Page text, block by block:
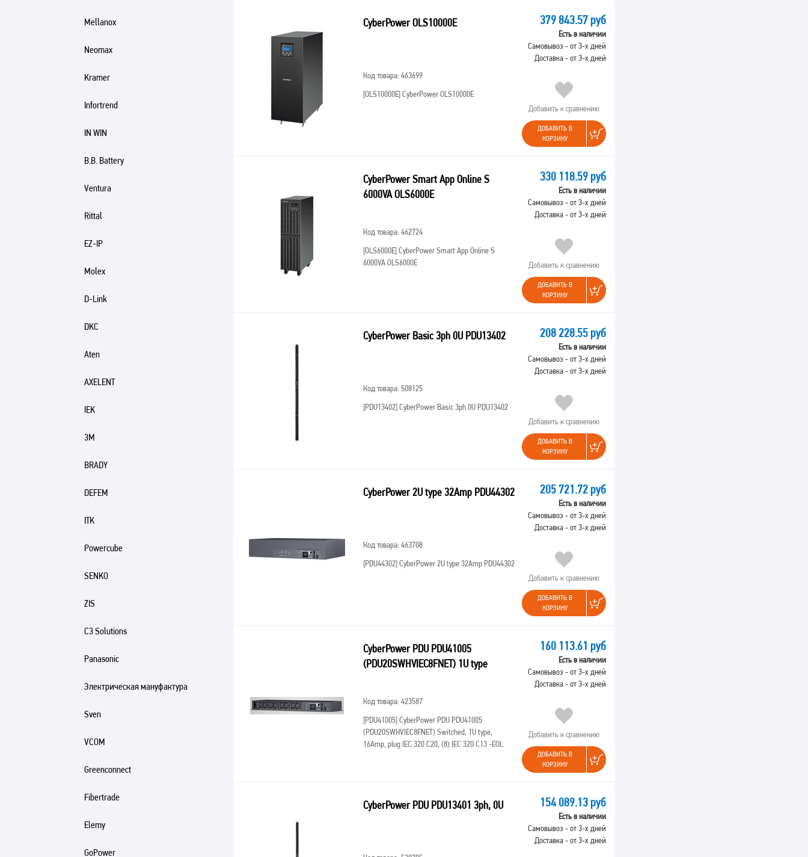
Mellanox
Neomax
Kramer
Infortrend
IN WIN
B.B. Battery
Ventura
Rittal
EZ-IP
Molex
D-Link
DKC
Aten
AXELENT
IEK
3M
BRADY
DEFEM
ITK
Powercube
SENKO
ZIS
C3 Solutions
Panasonic
Электрическая мануфактура
Sven
VCOM
Greenconnect
Fibertrade
Elemy
GoPower
CyberPower OLS10000E
Код товара: 463699
[OLS10000E]CyberPower OLS10000E
379 843.57 руб
Есть в наличии
Самовывоз - от 3-х дней
Доставка - от 3-х дней
Добавить к сравнению
ДОБАВИТЬ В
КОРЗИНУ
CyberPower Smart App Online S
6000VA OLS6000E
Код товара: 462724
[OLS6000E]CyberPower Smart App Online S
6000VA OLS6000E
330 118.59 руб
Есть в наличии
Самовывоз - от 3-х дней
Доставка - от 3-х дней
Добавить к сравнению
ДОБАВИТЬ В
КОРЗИНУ
CyberPower Basic 3ph 0U PDU13402
Код товара: 508125
[PDU13402]CyberPower Basic 3ph 0U PDU13402
208 228.55 руб
Есть в наличии
Самовывоз - от 3-х дней
Доставка - от 3-х дней
Добавить к сравнению
ДОБАВИТЬ В
КОРЗИНУ
CyberPower 2U type 32Amp PDU44302
Код товара: 463708
[PDU44302]CyberPower 2U type 32Amp PDU44302
205 721.72 руб
Есть в наличии
Самовывоз - от 3-х дней
Доставка - от 3-х дней
Добавить к сравнению
ДОБАВИТЬ В
КОРЗИНУ
CyberPower PDU PDU41005
(PDU20SWHVIEC8FNET) 1U type
Код товара: 423587
[PDU41005]CyberPower PDU PDU41005
(PDU20SWHVIEC8FNET) Switched, 1U type,
16Amp, plug IEC 320 C20, (8) IEC 320 C13 -EOL
160 113.61 руб
Есть в наличии
Самовывоз - от 3-х дней
Доставка - от 3-х дней
Добавить к сравнению
ДОБАВИТЬ В
КОРЗИНУ
CyberPower PDU PDU13401 3ph, 0U 154 089.13 руб
Есть в наличии
Самовывоз - от 3-х дней
Доставка - от 3-х дней